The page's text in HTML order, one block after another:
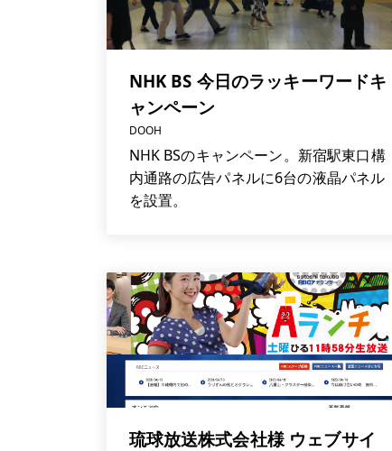
NHK BS 今日のラッキーワードキ
ャンペーン
DOOH
NHK BSのキャンペーン。新宿駅東口構
内通路の広告パネルに6台の液晶パネル
を設置。
琉球放送株式会社様 ウェブサイ